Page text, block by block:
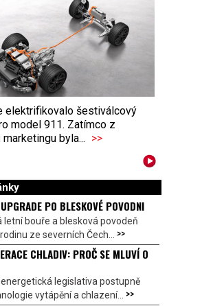
elektrifikovalo šestiválcový
model 911. Zatímco z
byla... >>
PO BLESKOVÉ POVODNI
letní bouře a blesková povodeň
ze severních Čech... >>
CHLADIV: PROČ SE MLUVÍ O
energetická legislativa postupně
vytápění a chlazení... >>